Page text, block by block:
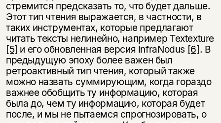
стремится предсказать то, что будет дальше.
Этот тип чтения выражается, в частности, в
таких инструментах, которые предлагают
читать тексты нелинейно, например Textexture
[5] и его обновленная версия InfraNodus [6]. В
предыдущую эпоху более важен был
ретроактивный тип чтения, который также
можно назвать суммирующим, когда гораздо
важнее обобщить ту информацию, которая
была до, чем ту информацию, которая будет
после, и мы не пытаемся спрогнозировать, о